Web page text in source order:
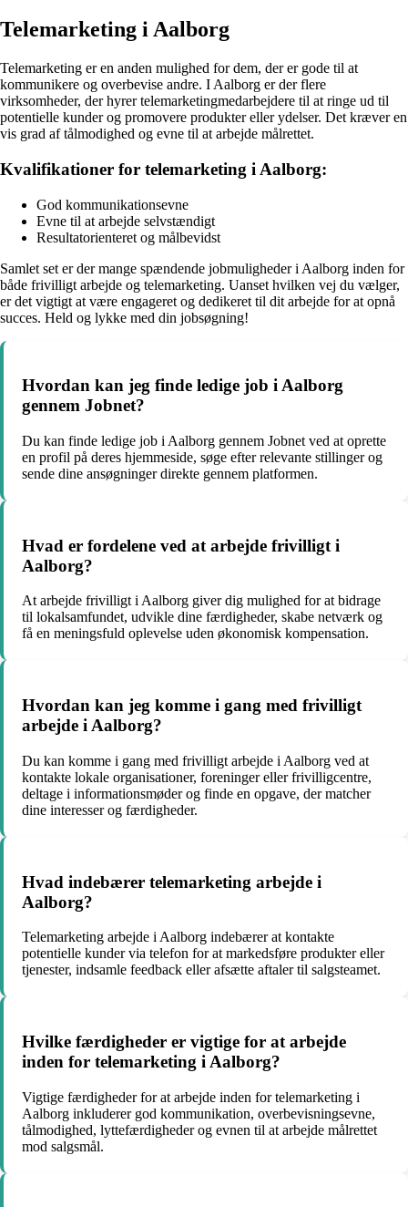
Telemarketing i Aalborg
Telemarketing er en anden mulighed for dem, der er gode til at
kommunikere og overbevise andre. I Aalborg er der flere
virksomheder, der hyrer telemarketingmedarbejdere til at ringe ud til
potentielle kunder og promovere produkter eller ydelser. Det kræver en
vis grad af tålmodighed og evne til at arbejde målrettet.
Kvalifikationer for telemarketing i Aalborg:
God kommunikationsevne
Evne til at arbejde selvstændigt
Resultatorienteret og målbevidst
Samlet set er der mange spændende jobmuligheder i Aalborg inden for
både frivilligt arbejde og telemarketing. Uanset hvilken vej du vælger,
er det vigtigt at være engageret og dedikeret til dit arbejde for at opnå
succes. Held og lykke med din jobsøgning!
Hvordan kan jeg finde ledige job i Aalborg
gennem Jobnet?
Du kan finde ledige job i Aalborg gennem Jobnet ved at oprette
en profil på deres hjemmeside, søge efter relevante stillinger og
sende dine ansøgninger direkte gennem platformen.
Hvad er fordelene ved at arbejde frivilligt i
Aalborg?
At arbejde frivilligt i Aalborg giver dig mulighed for at bidrage
til lokalsamfundet, udvikle dine færdigheder, skabe netværk og
få en meningsfuld oplevelse uden økonomisk kompensation.
Hvordan kan jeg komme i gang med frivilligt
arbejde i Aalborg?
Du kan komme i gang med frivilligt arbejde i Aalborg ved at
kontakte lokale organisationer, foreninger eller frivilligcentre,
deltage i informationsmøder og finde en opgave, der matcher
dine interesser og færdigheder.
Hvad indebærer telemarketing arbejde i
Aalborg?
Telemarketing arbejde i Aalborg indebærer at kontakte
potentielle kunder via telefon for at markedsføre produkter eller
tjenester, indsamle feedback eller afsætte aftaler til salgsteamet.
Hvilke færdigheder er vigtige for at arbejde
inden for telemarketing i Aalborg?
Vigtige færdigheder for at arbejde inden for telemarketing i
Aalborg inkluderer god kommunikation, overbevisningsevne,
tålmodighed, lyttefærdigheder og evnen til at arbejde målrettet
mod salgsmål.